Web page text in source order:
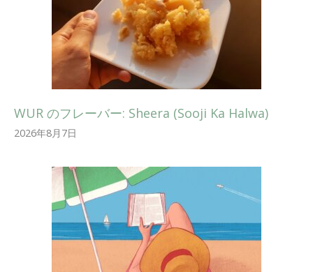
WUR のフレーバー: Sheera (Sooji Ka Halwa)
2026年8月7日